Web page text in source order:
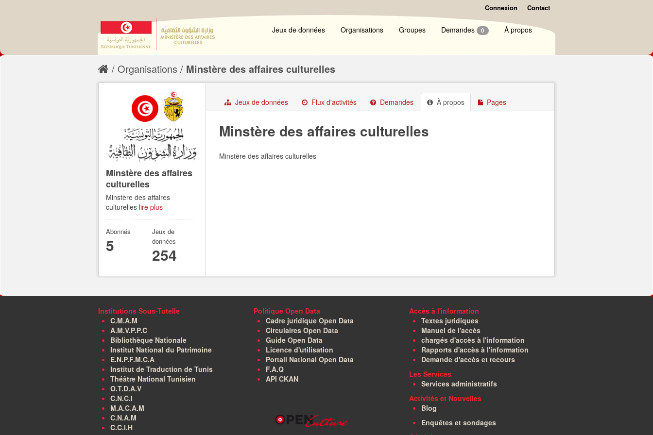
Connexion Contact
Jeux de données Organisations Groupes Demandes 0 À propos
Organisations Minstère des affaires culturelles
Jeux de données Flux d'activités Demandes À propos Pages
Minstère des affaires culturelles
Minstère des affaires culturelles
Minstère des affaires
culturelles
Minstère des affaires
culturelles lire plus
Abonnés
5
Jeux de
données
254
Institutions Sous-Tutelle
C.M.A.M
A.M.V.P.P.C
Bibliothèque Nationale
Institut National du Patrimoine
E.N.P.F.M.C.A
Institut de Traduction de Tunis
Théâtre National Tunisien
O.T.D.A.V
C.N.C.I
M.A.C.A.M
C.N.A.M
C.C.I.H
Politique Open Data
Cadre juridique Open Data
Circulaires Open Data
Guide Open Data
Licence d'utilisation
Portail National Open Data
F.A.Q
API CKAN
Accès à l'information
Textes juridiques
Manuel de l'accès
chargés d'accès à l'information
Rapports d'accès à l'information
Demande d'accès et recours
Les Services
Services administratifs
Activités et Nouvelles
Blog
Enquêtes et sondages